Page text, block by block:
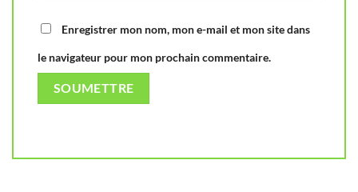
Enregistrer mon nom, mon e-mail et mon site dans
le navigateur pour mon prochain commentaire.